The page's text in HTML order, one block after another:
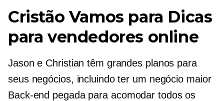
CristãoVamos para Dicas
para vendedores online
Jason e Christian têm grandes planos para
seus negócios, incluindo ter um negócio maior
Back-end pegada para acomodar todos os